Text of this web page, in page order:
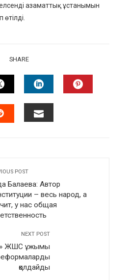
азаматтық ұстанымын
өтілді.
SHARE
LINKEDIN
POST
Балаева: Автор
– весь народ, а
у нас общая
NEXT POST
ЖШС ұжымы
қолдайды